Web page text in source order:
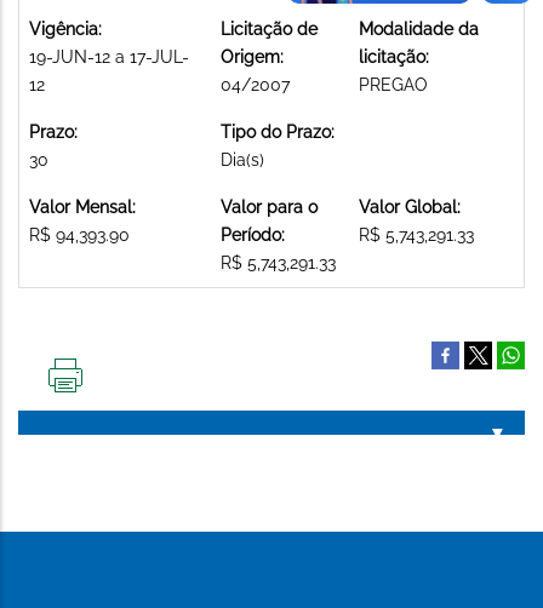
Vigência:
19-JUN-12 a 17-JUL-
12
Licitação de
Origem:
04/2007
Modalidade da
licitação:
PREGAO
Prazo:
30
Tipo do Prazo:
Dia(s)
Valor Mensal:
R$ 94,393.90
Valor para o
Período:
R$ 5,743,291.33
Valor Global:
R$ 5,743,291.33
PÁGINA